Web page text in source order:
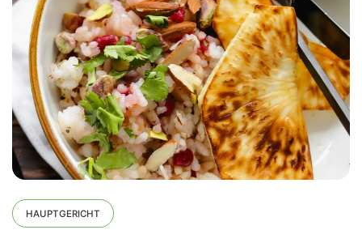
SHOP
GRATIS ERNÄHRUNGSTIPPS
HAUPTGERICHT